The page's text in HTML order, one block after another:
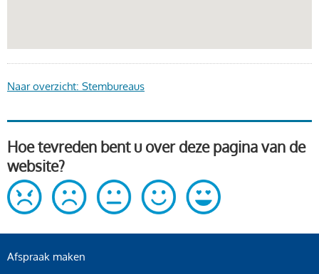
Naar overzicht: Stembureaus
Hoe tevreden bent u over deze pagina van de
website?
Afspraak maken